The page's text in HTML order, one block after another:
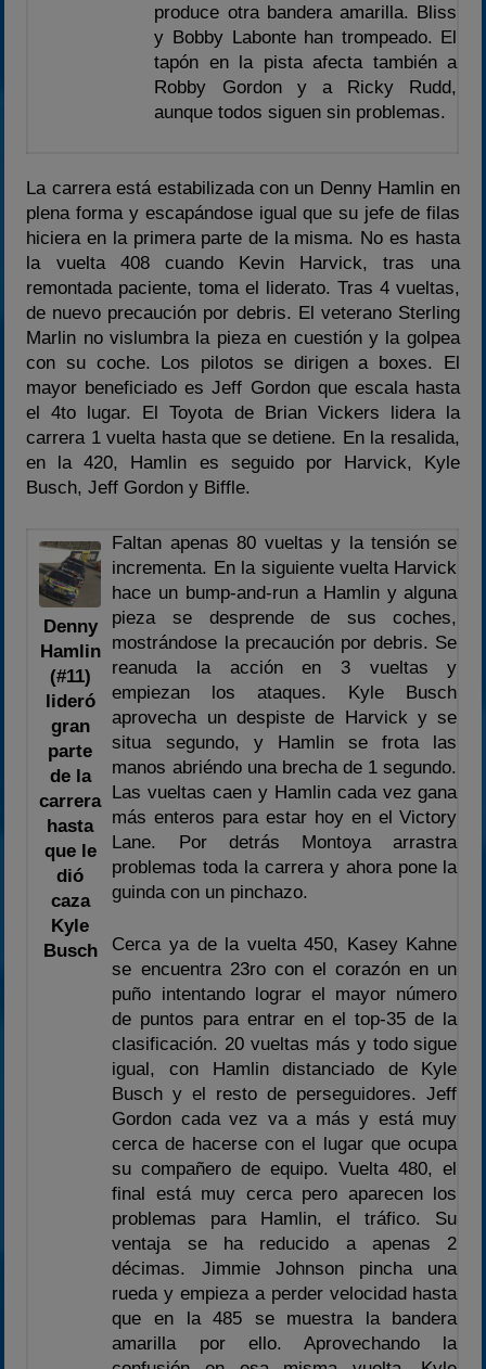
produce otra bandera amarilla. Bliss
y Bobby Labonte han trompeado. El
tapón en la pista afecta también a
Robby Gordon y a Ricky Rudd,
aunque todos siguen sin problemas.
La carrera está estabilizada con un Denny Hamlin en
plena forma y escapándose igual que su jefe de filas
hiciera en la primera parte de la misma. No es hasta
la vuelta 408 cuando Kevin Harvick, tras una
remontada paciente, toma el liderato. Tras 4 vueltas,
de nuevo precaución por debris. El veterano Sterling
Marlin no vislumbra la pieza en cuestión y la golpea
con su coche. Los pilotos se dirigen a boxes. El
mayor beneficiado es Jeff Gordon que escala hasta
el 4to lugar. El Toyota de Brian Vickers lidera la
carrera 1 vuelta hasta que se detiene. En la resalida,
en la 420, Hamlin es seguido por Harvick, Kyle
Busch, Jeff Gordon y Biffle.
Denny
Hamlin
(#11)
lideró
gran
parte
de la
carrera
hasta
que le
dió
caza
Kyle
Busch
Faltan apenas 80 vueltas y la tensión se
incrementa. En la siguiente vuelta Harvick
hace un bump-and-run a Hamlin y alguna
pieza se desprende de sus coches,
mostrándose la precaución por debris. Se
reanuda la acción en 3 vueltas y
empiezan los ataques. Kyle Busch
aprovecha un despiste de Harvick y se
situa segundo, y Hamlin se frota las
manos abriéndo una brecha de 1 segundo.
Las vueltas caen y Hamlin cada vez gana
más enteros para estar hoy en el Victory
Lane. Por detrás Montoya arrastra
problemas toda la carrera y ahora pone la
guinda con un pinchazo.
Cerca ya de la vuelta 450, Kasey Kahne
se encuentra 23ro con el corazón en un
puño intentando lograr el mayor número
de puntos para entrar en el top-35 de la
clasificación. 20 vueltas más y todo sigue
igual, con Hamlin distanciado de Kyle
Busch y el resto de perseguidores. Jeff
Gordon cada vez va a más y está muy
cerca de hacerse con el lugar que ocupa
su compañero de equipo. Vuelta 480, el
final está muy cerca pero aparecen los
problemas para Hamlin, el tráfico. Su
ventaja se ha reducido a apenas 2
décimas. Jimmie Johnson pincha una
rueda y empieza a perder velocidad hasta
que en la 485 se muestra la bandera
amarilla por ello. Aprovechando la